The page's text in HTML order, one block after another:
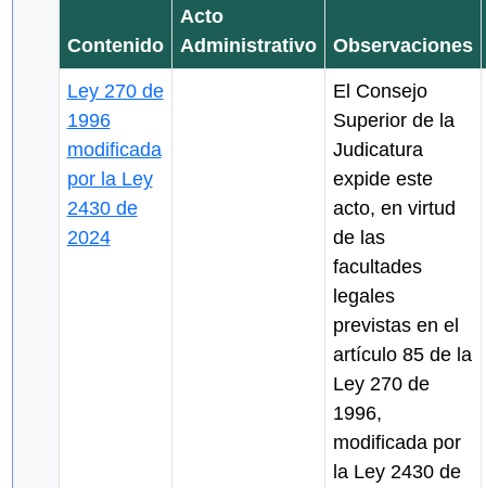
Contenido
Acto
Administrativo
Observaciones
Ley 270 de
1996
modificada
por la Ley
2430 de
2024
El Consejo
Superior de la
Judicatura
expide este
acto, en virtud
de las
facultades
legales
previstas en el
artículo 85 de la
Ley 270 de
1996,
modificada por
la Ley 2430 de